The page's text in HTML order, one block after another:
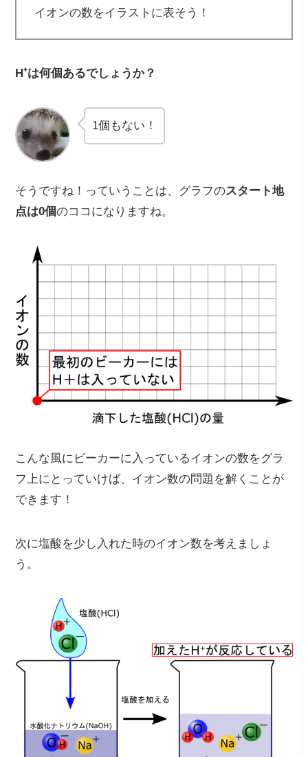
イオンの数をイラストに表そう！
H⁺は何個あるでしょうか？
1個もない！
そうですね！っていうことは、グラフのスタート地
点は0個のココになりますね。
こんな風に ビーカーに入っているイオンの数をグラ
フ上にとっていけば、イオン数の問題を解くことが
できます！
次に塩酸を少し入れた時のイオン数を考えましょ
う。